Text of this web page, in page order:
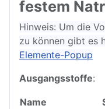
festem
Hinweis: Um die
zu können gibt es
Elemente-Popup
Ausgangsstoffe:
Name